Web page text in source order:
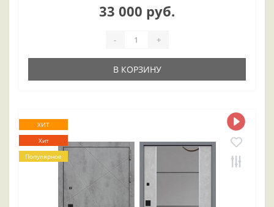
33 000 руб.
- +
В КОРЗИНУ
ХИТ
Хит
Популярное